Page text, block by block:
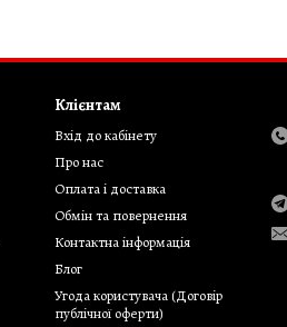
Клієнтам
Вхід до кабінету
Про нас
Оплата і доставка
Обмін та повернення
Контактна інформація
Блог
Угода користувача (Договір
публічної оферти)